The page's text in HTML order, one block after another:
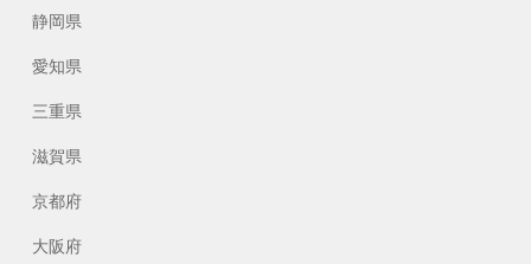
静岡県
愛知県
三重県
滋賀県
京都府
大阪府